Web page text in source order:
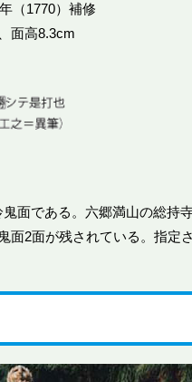
（1770）補修
面高8.3cm
面である。六郷満山の総持
面2面が残されている。指定